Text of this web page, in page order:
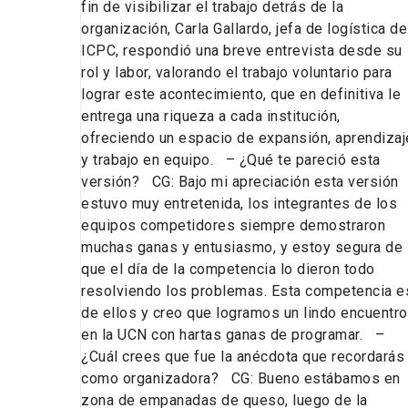
fin de visibilizar el trabajo detrás de la
organización, Carla Gallardo, jefa de logística de
ICPC, respondió una breve entrevista desde su
rol y labor, valorando el trabajo voluntario para
lograr este acontecimiento, que en definitiva le
entrega una riqueza a cada institución,
ofreciendo un espacio de expansión,
y trabajo en equipo. – ¿Qué te pareció esta
versión? CG: Bajo mi apreciación esta versión
estuvo muy entretenida, los integrantes de los
equipos competidores siempre demostraron
muchas ganas y entusiasmo, y estoy segura de
que el día de la competencia lo dieron todo
resolviendo los problemas. Esta competencia
de ellos y creo que logramos un lindo encuentro
en la UCN con hartas ganas de programar. –
¿Cuál crees que fue la anécdota que recordarás
como organizadora? CG: Bueno estábamos en
zona de empanadas de queso, luego de la